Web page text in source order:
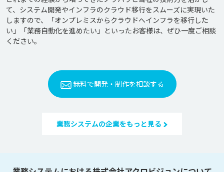
て、システム開発やインフラのクラウド移行をスムーズに実現いた
しますので、「オンプレミスからクラウドへインフラを移行した
い」「業務自動化を進めたい」といったお客様は、ぜひ一度ご相談
無料で開発・制作を相談する
業務システムの企業をもっと見る